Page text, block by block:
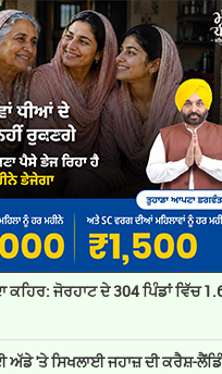
ਕਹਿਰ: ਜੋਰਹਾਟ ਦੇ 304 ਪਿੰਡਾਂ ਵਿੱਚ
ਅੱਡੇ 'ਤੇ ਸਿਖਲਾਈ ਜਹਾਜ਼ ਦੀ ਕਰੈਸ਼-